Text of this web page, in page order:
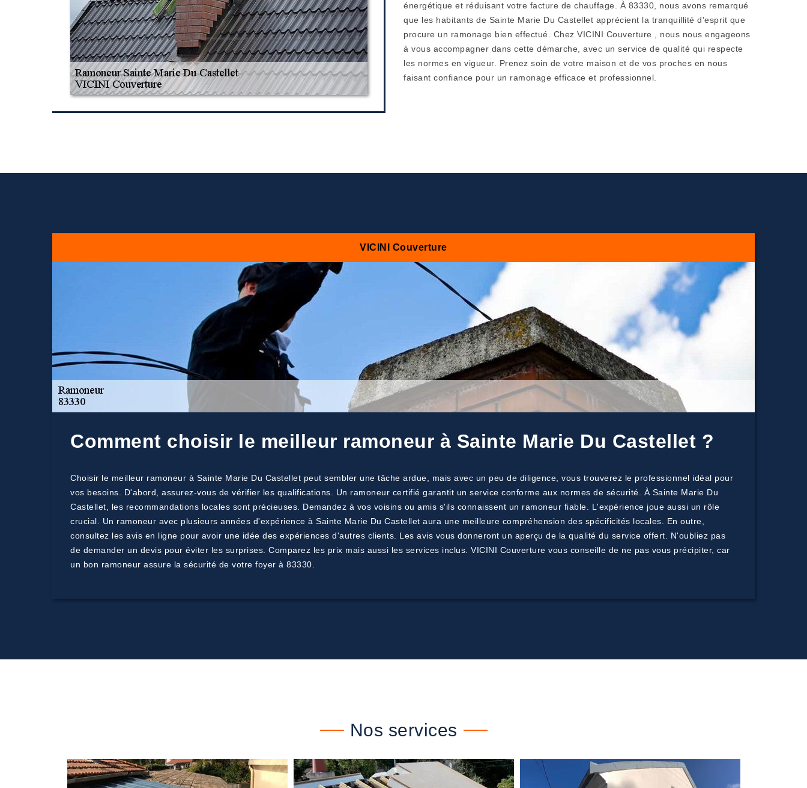
énergétique et réduisant votre facture de chauffage. À 83330, nous avons remarqué
que les habitants de Sainte Marie Du Castellet apprécient la tranquillité d'esprit que
procure un ramonage bien effectué. Chez VICINI Couverture , nous nous engageons
à vous accompagner dans cette démarche, avec un service de qualité qui respecte
les normes en vigueur. Prenez soin de votre maison et de vos proches en nous
faisant confiance pour un ramonage efficace et professionnel.
VICINI Couverture
Comment choisir le meilleur ramoneur à Sainte Marie Du Castellet ?
Choisir le meilleur ramoneur à Sainte Marie Du Castellet peut sembler une tâche ardue, mais avec un peu de diligence, vous trouverez le professionnel idéal pour
vos besoins. D'abord, assurez-vous de vérifier les qualifications. Un ramoneur certifié garantit un service conforme aux normes de sécurité. À Sainte Marie Du
Castellet, les recommandations locales sont précieuses. Demandez à vos voisins ou amis s'ils connaissent un ramoneur fiable. L'expérience joue aussi un rôle
crucial. Un ramoneur avec plusieurs années d'expérience à Sainte Marie Du Castellet aura une meilleure compréhension des spécificités locales. En outre,
consultez les avis en ligne pour avoir une idée des expériences d'autres clients. Les avis vous donneront un aperçu de la qualité du service offert. N'oubliez pas
de demander un devis pour éviter les surprises. Comparez les prix mais aussi les services inclus. VICINI Couverture vous conseille de ne pas vous précipiter, car
un bon ramoneur assure la sécurité de votre foyer à 83330.
Nos services